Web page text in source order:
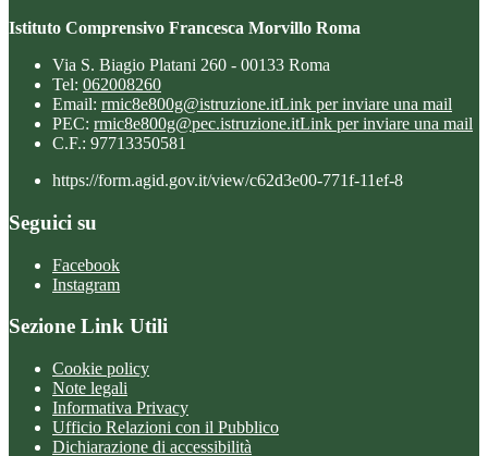
Istituto Comprensivo Francesca Morvillo Roma
Via S. Biagio Platani 260 - 00133 Roma
Tel: 062008260
Email: rmic8e800g@istruzione.itLink per inviare una mail
PEC: rmic8e800g@pec.istruzione.itLink per inviare una mail
C.F.: 97713350581
https://form.agid.gov.it/view/c62d3e00-771f-11ef-8
Seguici su
Facebook
Instagram
Sezione Link Utili
Cookie policy
Note legali
Informativa Privacy
Ufficio Relazioni con il Pubblico
Dichiarazione di accessibilità